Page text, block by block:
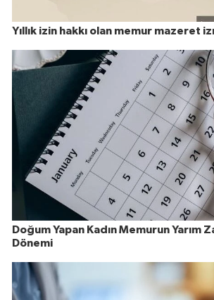
Yıllık izin hakkı olan memur mazeret
Doğum Yapan Kadın Memurun Yarım
Dönemi